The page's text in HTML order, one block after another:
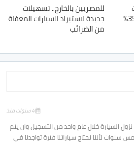
للمصريين بالخارج.. تسهيلات
جديدة لاستيراد السيارات المعفاة
من الضرائب
4 سنوات منذ
السيارة خلال عام واحد من التسجيل وان يتم
سنوات لأننا نحتاج سياراتنا فترة تواجدنا في